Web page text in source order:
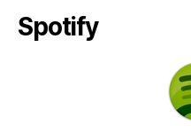
Spotify